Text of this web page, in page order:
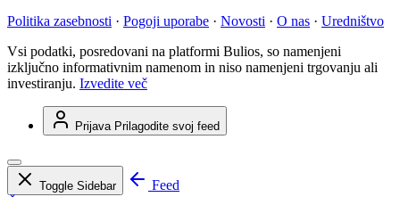
Politika zasebnosti · Pogoji uporabe · Novosti · O nas · Uredništvo
Vsi podatki, posredovani na platformi Bulios, so namenjeni
izključno informativnim namenom in niso namenjeni trgovanju ali
investiranju. Izvedite več
Prijava Prilagodite svoj feed
Toggle Sidebar
Feed